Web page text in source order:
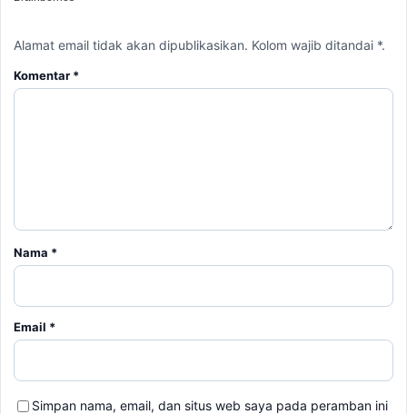
Alamat email tidak akan dipublikasikan. Kolom wajib ditandai *.
Komentar *
Nama *
Email *
Simpan nama, email, dan situs web saya pada peramban ini